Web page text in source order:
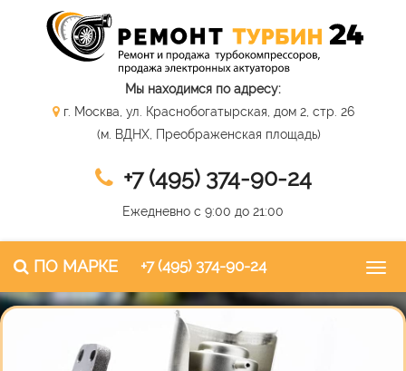
Мы находимся по адресу:
г. Москва, ул. Краснобогатырская, дом 2, стр. 26
(м. ВДНХ, Преображенская площадь)
+7 (495) 374-90-24
Ежедневно с 9:00 до 21:00
ПО МАРКЕ +7 (495) 374-90-24